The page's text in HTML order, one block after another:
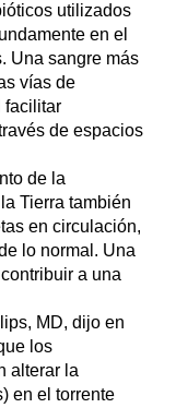
utilizados
en el
Una sangre más
vías de
facilitar
de espacios
de la
Tierra también
en circulación,
lo normal. Una
a una
MD, dijo en
los
alterar la
en el torrente